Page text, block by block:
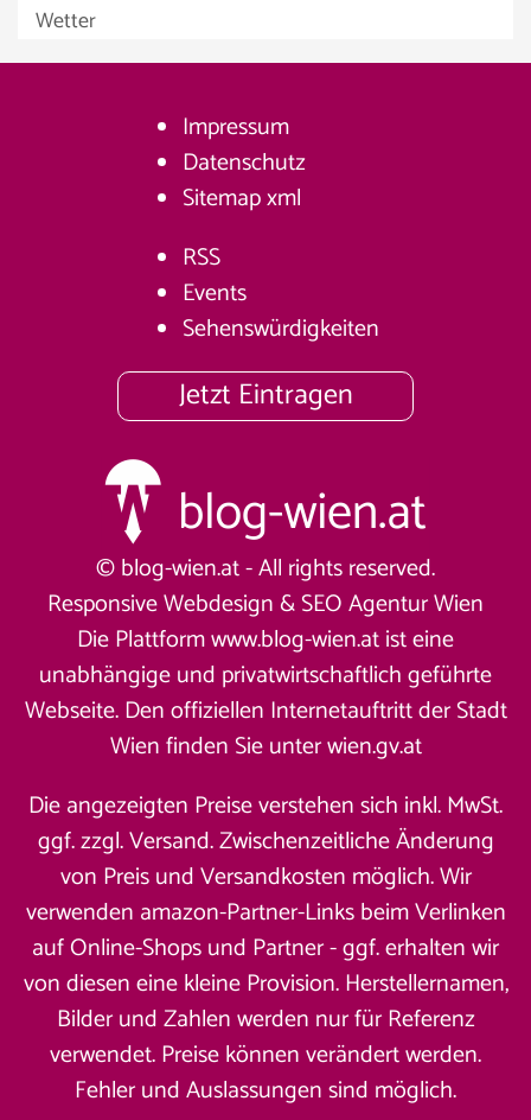
Wetter
Impressum
Datenschutz
Sitemapxml
RSS
Events
Sehenswürdigkeiten
Jetzt Eintragen
© blog-wien.at - All rights reserved.
Responsive Webdesign &SEO Agentur Wien
Die Plattform www.blog-wien.at ist eine
unabhängige und privatwirtschaftlich geführte
Webseite. Den offiziellen Internetauftritt der Stadt
Wien finden Sie unterwien.gv.at
Die angezeigten Preise verstehen sich inkl. MwSt.
ggf. zzgl. Versand. Zwischenzeitliche Änderung
von Preis und Versandkosten möglich. Wir
verwenden amazon-Partner-Links beim Verlinken
auf Online-Shops und Partner - ggf. erhalten wir
von diesen eine kleine Provision. Herstellernamen,
Bilder und Zahlen werden nur für Referenz
verwendet. Preise können verändert werden.
Fehler und Auslassungen sind möglich.